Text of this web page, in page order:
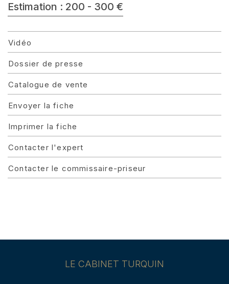
Estimation : 200 - 300 €
Vidéo
Dossier de presse
Catalogue de vente
Envoyer la fiche
Imprimer la fiche
Contacter l'expert
Contacter le commissaire-priseur
LE CABINET TURQUIN